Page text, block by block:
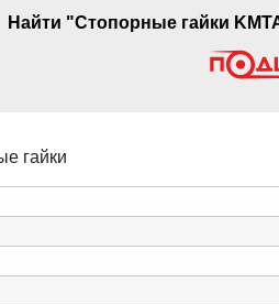
Найти "Стопорные гайки
гайки